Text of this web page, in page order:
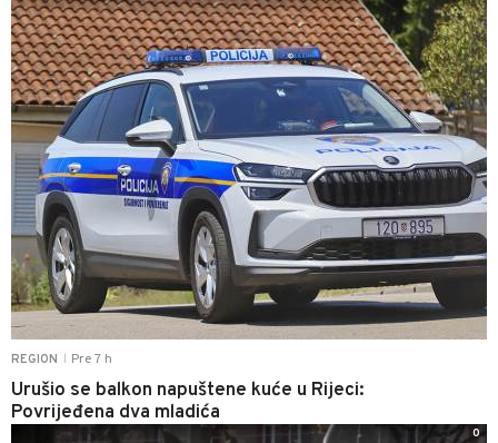
REGION Pre 7 h
Urušio se balkon napuštene kuće u Rijeci:
Povrijeđena dva mladića
0